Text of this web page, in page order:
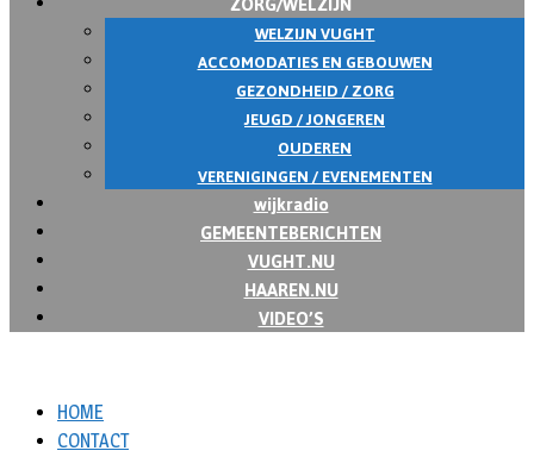
WELZIJN VUGHT
ACCOMODATIES EN GEBOUWEN
GEZONDHEID / ZORG
JEUGD / JONGEREN
OUDEREN
VERENIGINGEN / EVENEMENTEN
wijkradio
GEMEENTEBERICHTEN
VUGHT.NU
HAAREN.NU
VIDEO’S
HOME
CONTACT